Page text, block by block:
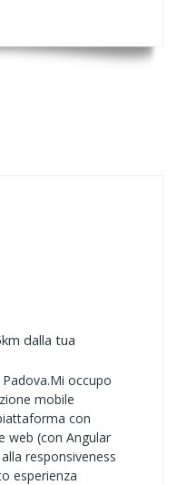
dalla tua
occupo
mobile
con
web (con Angular
responsiveness
esperienza